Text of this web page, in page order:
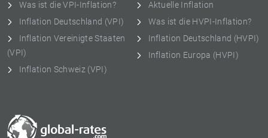
Was ist die VPI-Inflation?
Inflation Deutschland (VPI)
Inflation Vereinigte Staaten
(VPI)
Inflation Schweiz (VPI)
Aktuelle Inflation
Was ist die HVPI-Inflation?
Inflation Deutschland (HVPI)
Inflation Europa (HVPI)